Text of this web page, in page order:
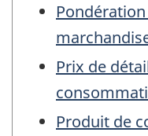
Prix de
Produit de